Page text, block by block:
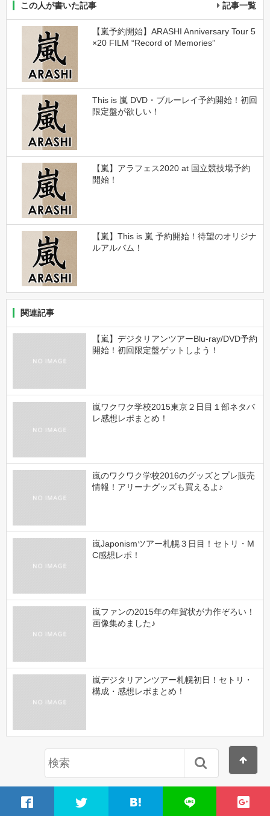
この人が書いた記事 記事一覧
【嵐予約開始】ARASHI Anniversary Tour 5
×20 FILM “Record of Memories”
This is 嵐 DVD・ブルーレイ予約開始！初回
限定盤が欲しい！
【嵐】アラフェス2020 at 国立競技場予約
開始！
【嵐】This is 嵐 予約開始！待望のオリジナ
ルアルバム！
関連記事
【嵐】デジタリアンツアーBlu-ray/DVD予約
開始！初回限定盤ゲットしよう！
嵐ワクワク学校2015東京２日目１部ネタバ
レ感想レポまとめ！
嵐のワクワク学校2016のグッズとプレ販売
情報！アリーナグッズも買えるよ♪
嵐Japonismツアー札幌３日目！セトリ・M
C感想レポ！
嵐ファンの2015年の年賀状が力作ぞろい！
画像集めました♪
嵐デジタリアンツアー札幌初日！セトリ・
構成・感想レポまとめ！
最近の投稿